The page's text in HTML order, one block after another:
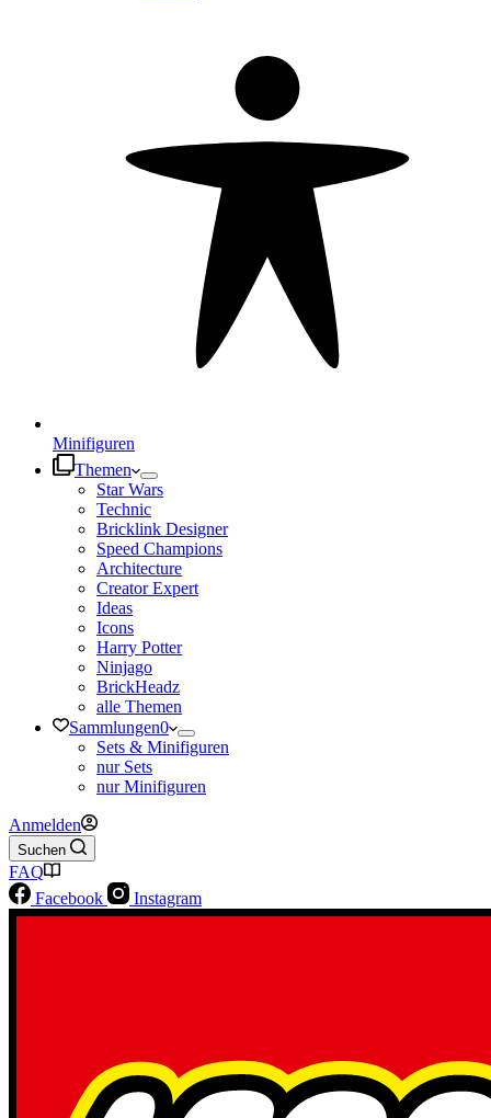
Minifiguren
Themen
Star Wars
Technic
Bricklink Designer
Speed Champions
Architecture
Creator Expert
Ideas
Icons
Harry Potter
Ninjago
BrickHeadz
alle Themen
Sammlungen0
Sets & Minifiguren
nur Sets
nur Minifiguren
Anmelden
Suchen
FAQ
Facebook
Instagram